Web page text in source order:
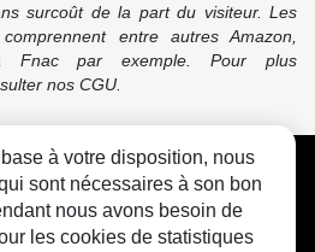
surcoût de la part du visiteur. Les
comprennent entre autres Amazon,
Fnac par exemple. Pour plus
nos CGU.
Contact Cookies
à votre disposition, nous
sont nécessaires à son bon
nous avons besoin de
les cookies de statistiques